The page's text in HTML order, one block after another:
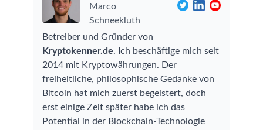
Marco
Schneekluth
Betreiber und Gründer von
Kryptokenner.de. Ich beschäftige mich seit
2014 mit Kryptowährungen. Der
freiheitliche, philosophische Gedanke von
Bitcoin hat mich zuerst begeistert, doch
erst einige Zeit später habe ich das
Potential in der Blockchain-Technologie